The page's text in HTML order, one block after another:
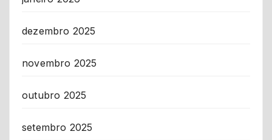
dezembro 2025
novembro 2025
outubro 2025
setembro 2025